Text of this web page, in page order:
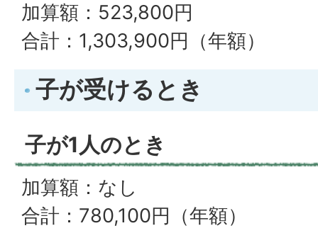
加算額：523,800円
合計：1,303,900円（年額）
子が受けるとき
子が1人のとき
加算額：なし
合計：780,100円（年額）